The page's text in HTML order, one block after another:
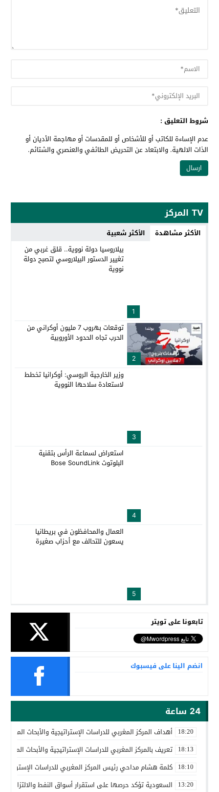
شروط التعليق :
عدم الإساءة للكاتب أو للأشخاص أو للمقدسات أو مهاجمة الأديان أو
الذات الالهية. والابتعاد عن التحريض الطائفي والعنصري والشتائم.
TV المركز
الأكثر مشاهدة الأكثر شعبية
1
بيلاروسيا دولة نووية.. قلق غربي من
تغيير الدستور البيلاروسي لتصبح دولة
نووية
2
توقعات بهروب 7 مليون أوكراني من
الحرب تجاه الحدود الأوروبية
3
وزير الخارجية الروسي: أوكرانيا تخطط
لاستعادة سلاحها النووية
4
استعراض لسماعة الرأس بتقنية
البلوتوث Bose SoundLink
5
العمال والمحافظون في بريطانيا
يسعون للتحالف مع أحزاب صغيرة
تابعونا على تويتر
انضم الينا على فيسبوك
24 ساعة
18:20 أهداف المركز المغربي للدراسات الإستراتيجية والأبحاث المتقدمة
18:13 تعريف بالمركز المغربي للدراسات الإستراتيجية والأبحاث
18:10 كلمة هشام مداحي رئيس المركز المغربي للدراسات
13:20 السعودية تؤكد حرصها على استقرار أسواق النفط والالتزام